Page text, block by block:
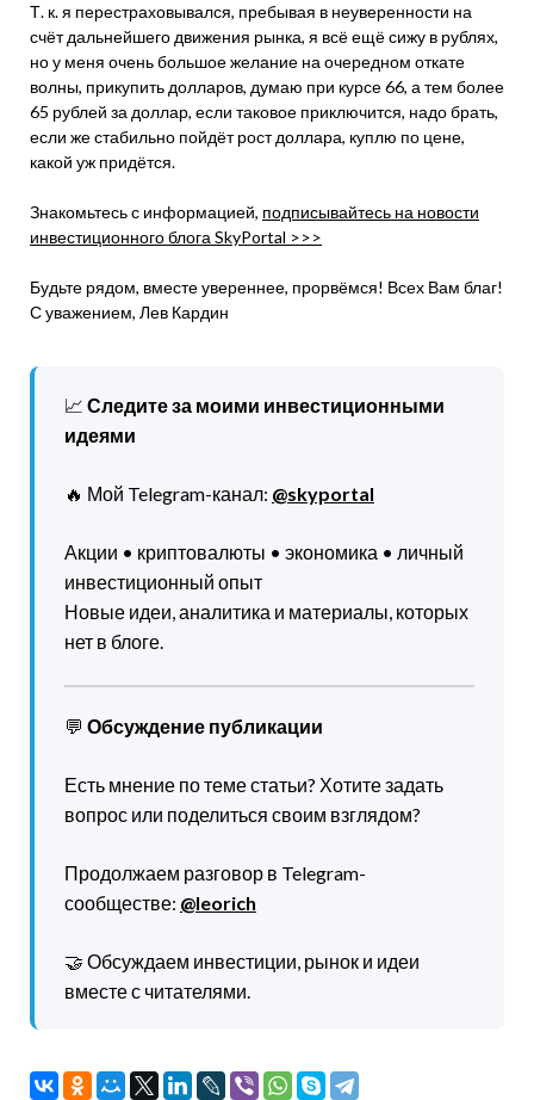
Т. к. я перестраховывался, пребывая в неуверенности на
счёт дальнейшего движения рынка, я всё ещё сижу в рублях,
но у меня очень большое желание на очередном откате
волны, прикупить долларов, думаю при курсе 66, а тем более
65 рублей за доллар, если таковое приключится, надо брать,
если же стабильно пойдёт рост доллара, куплю по цене,
какой уж придётся.
Знакомьтесь с информацией, подписывайтесь на новости
инвестиционного блога SkyPortal >>>
Будьте рядом, вместе увереннее, прорвёмся! Всех Вам благ!
С уважением, Лев Кардин
📈 Следите за моими инвестиционными
идеями
🔥 Мой Telegram-канал: @skyportal
Акции • криптовалюты • экономика • личный
инвестиционный опыт
Новые идеи, аналитика и материалы, которых
нет в блоге.
💬 Обсуждение публикации
Есть мнение по теме статьи? Хотите задать
вопрос или поделиться своим взглядом?
Продолжаем разговор в Telegram-
сообществе: @leorich
🤝 Обсуждаем инвестиции, рынок и идеи
вместе с читателями.